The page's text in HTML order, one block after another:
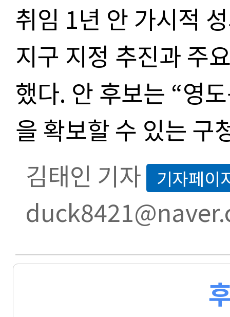
취임 1년 안 가시적
지구 지정 추진과 주
했다. 안 후보는 “영
을 확보할 수 있는 구
김태인 기자 기자페이